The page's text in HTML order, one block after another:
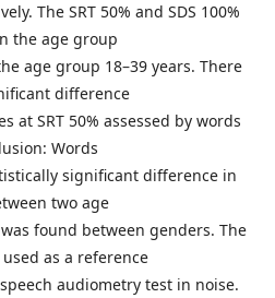
The SRT 50% and SDS 100%
the age group
age group 18–39 years. There
difference
at SRT 50% assessed by words
Words
significant difference in
two age
found between genders. The
as a reference
audiometry test in noise.